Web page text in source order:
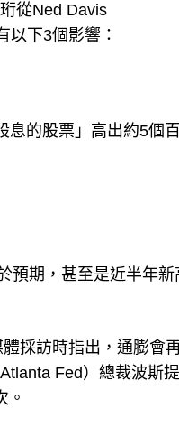
從Ned Davis
以下3個影響：
息的股票」高出約5個
預期，甚至是近半年新
採訪時指出，通膨會
Fed）總裁波斯
。